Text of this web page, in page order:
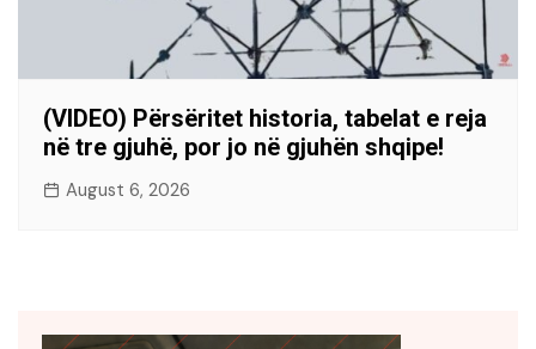
(VIDEO) Përsëritet historia, tabelat e reja
në tre gjuhë, por jo në gjuhën shqipe!
August 6, 2026